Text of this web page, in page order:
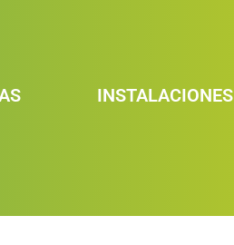
INSTALACIONES